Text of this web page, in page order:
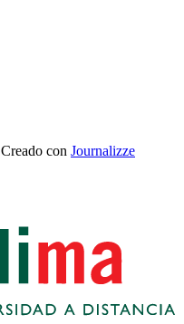
Creado con Journalizze